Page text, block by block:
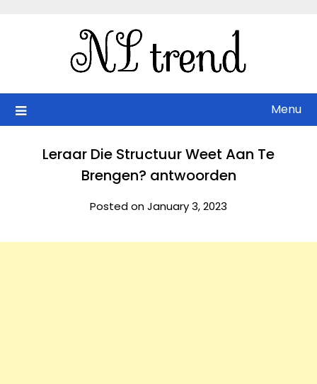
Menu
Leraar Die Structuur Weet Aan Te
Brengen? antwoorden
Posted on January 3, 2023